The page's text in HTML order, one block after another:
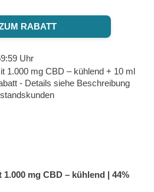
RABATT
Uhr
1.000 mg CBD – kühlend + 10 ml
- Details siehe Beschreibung
mg CBD – kühlend | 44%